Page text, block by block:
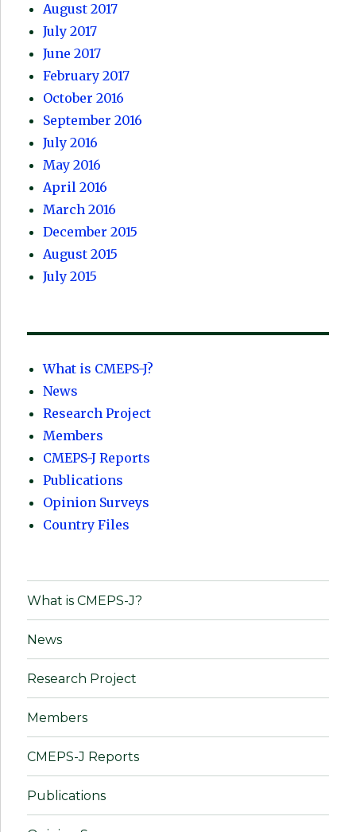
August 2017
July 2017
June 2017
February 2017
October 2016
September 2016
July 2016
May 2016
April 2016
March 2016
December 2015
August 2015
July 2015
What is CMEPS-J?
News
Research Project
Members
CMEPS-J Reports
Publications
Opinion Surveys
Country Files
What is CMEPS-J?
News
Research Project
Members
CMEPS-J Reports
Publications